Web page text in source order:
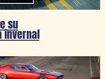
su
invernal